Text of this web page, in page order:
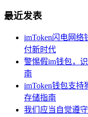
最近发表
imToken闪电网
付新时代
警惕假im钱包，
南
imToken钱包支持
存储指南
我们应当自觉遵